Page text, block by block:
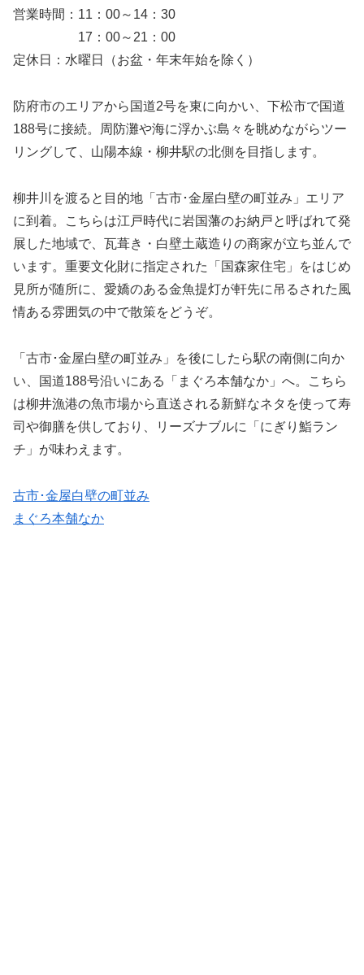
営業時間：11：00～14：30
17：00～21：00
定休日：水曜日（お盆・年末年始を除く）
防府市のエリアから国道2号を東に向かい、下松市で国道
188号に接続。周防灘や海に浮かぶ島々を眺めながらツー
リングして、山陽本線・柳井駅の北側を目指します。
柳井川を渡ると目的地「古市･金屋白壁の町並み」エリア
に到着。こちらは江戸時代に岩国藩のお納戸と呼ばれて発
展した地域で、瓦葺き・白壁土蔵造りの商家が立ち並んで
います。重要文化財に指定された「国森家住宅」をはじめ
見所が随所に、愛嬌のある金魚提灯が軒先に吊るされた風
情ある雰囲気の中で散策をどうぞ。
「古市･金屋白壁の町並み」を後にしたら駅の南側に向か
い、国道188号沿いにある「まぐろ本舗なか」へ。こちら
は柳井漁港の魚市場から直送される新鮮なネタを使って寿
司や御膳を供しており、リーズナブルに「にぎり鮨ラン
チ」が味わえます。
古市･金屋白壁の町並み
まぐろ本舗なか